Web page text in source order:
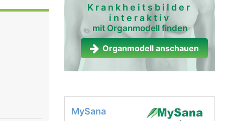
ist der
die
der für
dem 10.
Krankheitsbilder
interaktiv
mit Organmodell finden
Organmodell anschauen
MySana